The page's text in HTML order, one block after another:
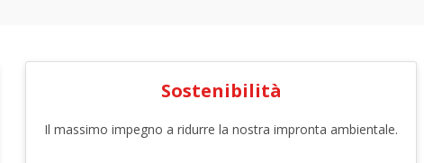
Sostenibilità
Il massimo impegno a ridurre la nostra impronta ambientale.